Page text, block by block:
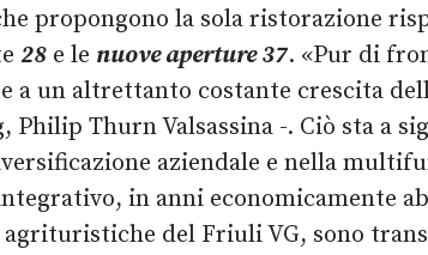
propongono la sola ristorazione
28 e le nuove aperture 37. «Pur di
a un altrettanto costante crescita
Thurn Valsassina -. Ciò sta a
aziendale e nella
in anni economicamente
del Friuli VG, sono